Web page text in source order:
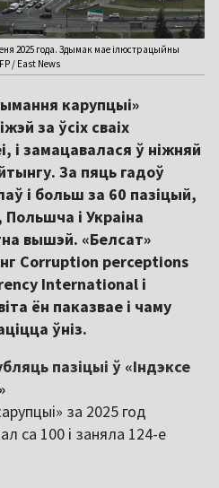
2025 года. Здымак мае ілюстрацыйны
/ East News
карупцыі»
за ўсіх сваіх
і замацавалася ў ніжняй
За пяць гадоў
і больш за 60 пазіцый,
і Украіна
вышэй. «Белсат»
Corruption perceptions
International і
ён паказвае і чаму
ўніз.
пазіцыі ў «Індэксе
за 2025 год
са 100 і заняла 124-е